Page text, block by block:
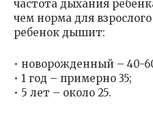
частота дыхания
чем норма для
ребенок дышит:
• новорожденный – 40-
• 1 год – примерно 35;
• 5 лет – около 25.